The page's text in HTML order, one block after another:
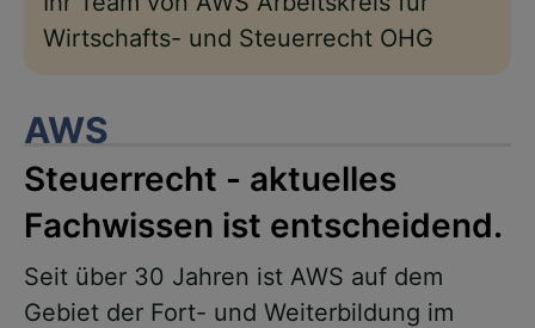
Wirtschafts- und Steuerrecht OHG
AWS
Steuerrecht - aktuelles
Fachwissen ist entscheidend.
Seit über 30 Jahren ist AWS auf dem
Gebiet der Fort- und Weiterbildung im